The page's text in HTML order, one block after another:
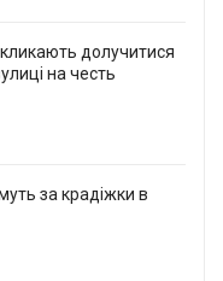
долучитися
на честь
за крадіжки в